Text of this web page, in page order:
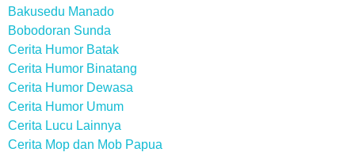
Bakusedu Manado
Bobodoran Sunda
Cerita Humor Batak
Cerita Humor Binatang
Cerita Humor Dewasa
Cerita Humor Umum
Cerita Lucu Lainnya
Cerita Mop dan Mob Papua